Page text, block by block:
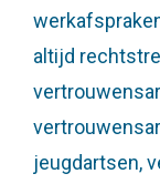
altijd
jeugdartsen,